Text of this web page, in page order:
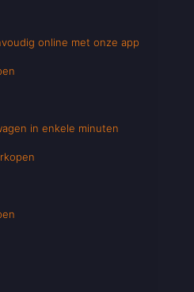
online met onze app
in enkele minuten